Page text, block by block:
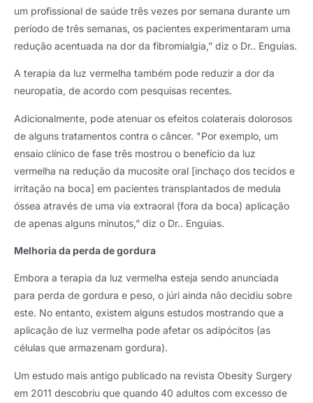
um profissional de saúde três vezes por semana durante um
período de três semanas, os pacientes experimentaram uma
redução acentuada na dor da fibromialgia,” diz o Dr.. Enguias.
A terapia da luz vermelha também pode reduzir a dor da
neuropatia, de acordo com pesquisas recentes.
Adicionalmente, pode atenuar os efeitos colaterais dolorosos
de alguns tratamentos contra o câncer. "Por exemplo, um
ensaio clínico de fase três mostrou o benefício da luz
vermelha na redução da mucosite oral [inchaço dos tecidos e
irritação na boca] em pacientes transplantados de medula
óssea através de uma via extraoral (fora da boca) aplicação
de apenas alguns minutos,” diz o Dr.. Enguias.
Melhoria da perda de gordura
Embora a terapia da luz vermelha esteja sendo anunciada
para perda de gordura e peso, o júri ainda não decidiu sobre
este. No entanto, existem alguns estudos mostrando que a
aplicação de luz vermelha pode afetar os adipócitos (as
células que armazenam gordura).
Um estudo mais antigo publicado na revista Obesity Surgery
em 2011 descobriu que quando 40 adultos com excesso de